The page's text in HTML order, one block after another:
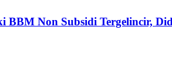
Non Subsidi Tergelincir,